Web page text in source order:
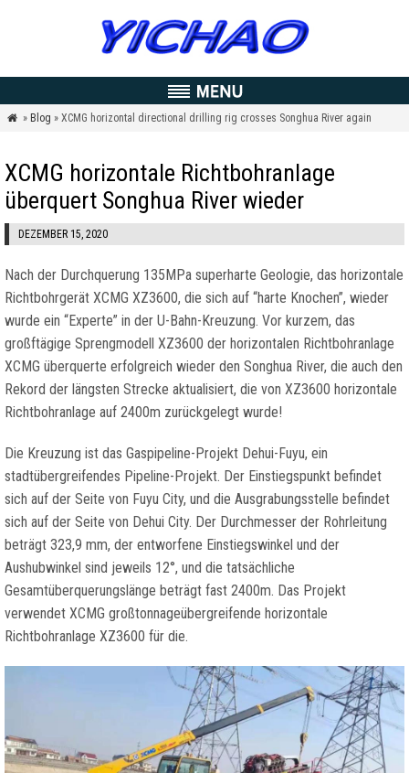
 » Blog » XCMG horizontal directional drilling rig crosses Songhua River again
XCMG horizontale Richtbohranlage
überquert Songhua River wieder
DEZEMBER 15, 2020
Nach der Durchquerung 135MPa superharte Geologie, das horizontale
Richtbohrgerät XCMG XZ3600, die sich auf “harte Knochen”, wieder
wurde ein “Experte” in der U-Bahn-Kreuzung. Vor kurzem, das
großftägige Sprengmodell XZ3600 der horizontalen Richtbohranlage
XCMG überquerte erfolgreich wieder den Songhua River, die auch den
Rekord der längsten Strecke aktualisiert, die von XZ3600 horizontale
Richtbohranlage auf 2400m zurückgelegt wurde!
Die Kreuzung ist das Gaspipeline-Projekt Dehui-Fuyu, ein
stadtübergreifendes Pipeline-Projekt. Der Einstiegspunkt befindet
sich auf der Seite von Fuyu City, und die Ausgrabungsstelle befindet
sich auf der Seite von Dehui City. Der Durchmesser der Rohrleitung
beträgt 323,9 mm, der entworfene Einstiegswinkel und der
Aushubwinkel sind jeweils 12°, und die tatsächliche
Gesamtüberquerungslänge beträgt fast 2400m. Das Projekt
verwendet XCMG großtonnageübergreifende horizontale
Richtbohranlage XZ3600 für die.